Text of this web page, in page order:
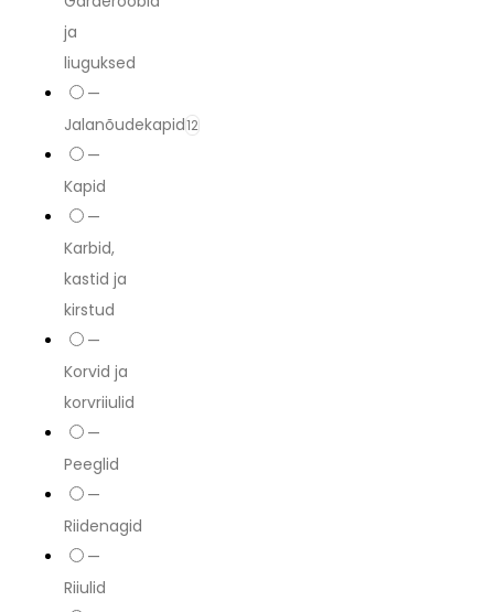
ja
liuguksed
—
Jalanõudekapid12
—
Kapid
—
Karbid,
kastid ja
kirstud
—
Korvid ja
korvriiulid
—
Peeglid
—
Riidenagid
—
Riiulid